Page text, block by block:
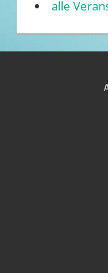
alle